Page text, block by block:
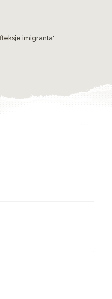
imigranta"